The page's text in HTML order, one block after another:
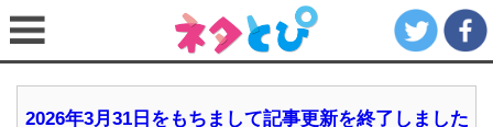
2026年3月31日をもちまして記事更新を終了しました